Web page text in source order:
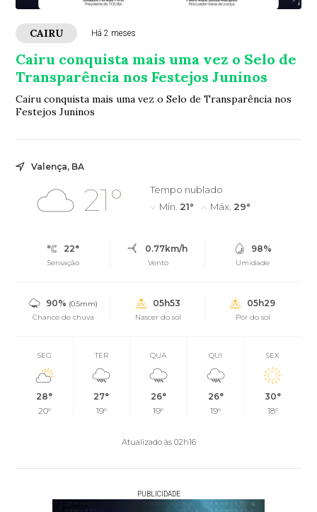
CAIRU Há 2 meses
Cairu conquista mais uma vez o Selo de
Transparência nos Festejos Juninos
Cairu conquista mais uma vez o Selo de Transparência nos
Festejos Juninos
Valença, BA
21°
Tempo nublado
Mín. 21° Máx. 29°
22°
Sensação
0.77km/h
Vento
98%
Umidade
90% (0.5mm)
Chance de chuva
05h53
Nascer do sol
05h29
Pôr do sol
SEG
28°
20°
TER
27°
19°
QUA
26°
19°
QUI
26°
19°
SEX
30°
18°
Atualizado às 02h16
PUBLICIDADE